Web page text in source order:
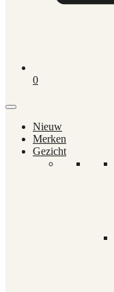
0
Nieuw
Merken
Gezicht